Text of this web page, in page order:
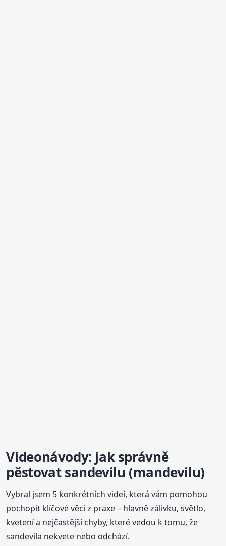
Videonávody: jak správně
pěstovat sandevilu (mandevilu)
Vybral jsem 5 konkrétních videí, která vám pomohou
pochopit klíčové věci z praxe – hlavně zálivku, světlo,
kvetení a nejčastější chyby, které vedou k tomu, že
sandevila nekvete nebo odchází.